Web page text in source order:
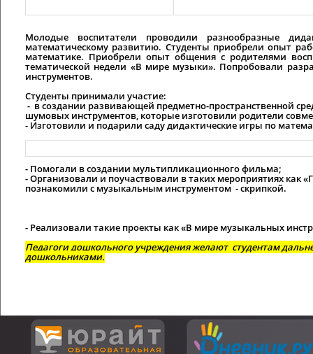
Молодые воспитатели проводили разнообразные
математическому развитию. Студенты приобрели опыт
математике. Приобрели опыт общения с родителями
тематической недели «В мире музыки». Попробовали
инструментов.
Студенты принимали участие:
- в создании развивающей предметно-пространственной
шумовых инструментов, которые изготовили родители
- Изготовили и подарили саду дидактические игры по
- Помогали в создании мультипликационного фильма;
- Организовали и поучаствовали в таких мероприятиях как
познакомили с музыкальным инструментом - скрипкой.
- Реализовали такие проекты как «В мире музыкальных
Педагоги дошкольного учреждения желают студентам
дошкольниками.